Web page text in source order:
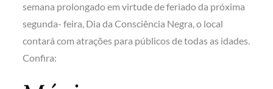
semana prolongado em virtude de feriado da próxima
segunda- feira, Dia da Consciência Negra, o local
contará com atrações para públicos de todas as idades.
Confira: